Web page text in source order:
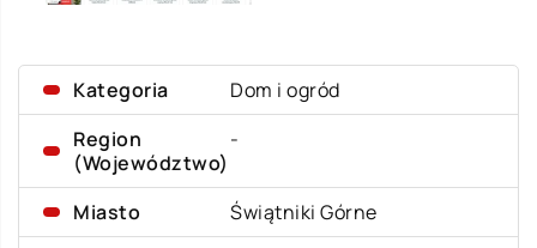
Kategoria
Dom i ogród
Region
(Województwo)
-
Miasto
Świątniki Górne